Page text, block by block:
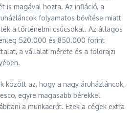
is magával hozta. Az infláció, a
folyamatos bővítése miatt
a történelmi csúcsokat. Az átlagos
520.000 és 850.000 forint
a vállalat mérete és a földrajzi
között az, hogy a nagy áruházláncok,
egyre magasabb bérekkel
a munkaerőt. Ezek a cégek extra